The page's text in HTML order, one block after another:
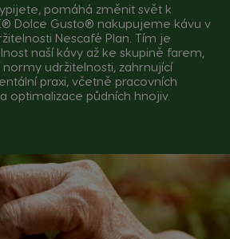
pomáhá změnit svět k
Dolce Gusto® nakupujeme kávu v
Nescafé Plan. Tím je
naší kávy až ke skupině farem,
udržitelnosti, zahrnující
praxi, včetně pracovních
optimalizace půdních hnojiv.